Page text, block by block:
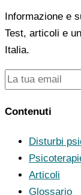
Informazione e
Test, articoli e
Italia.
Contenuti
Disturbi
Articoli
Glossario